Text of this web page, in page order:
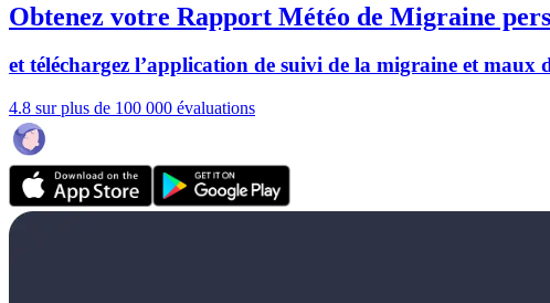
Obtenez votre Rapport Météo de Migraine
et téléchargez l’application de suivi de la migraine et maux
4.8 sur plus de 100 000 évaluations